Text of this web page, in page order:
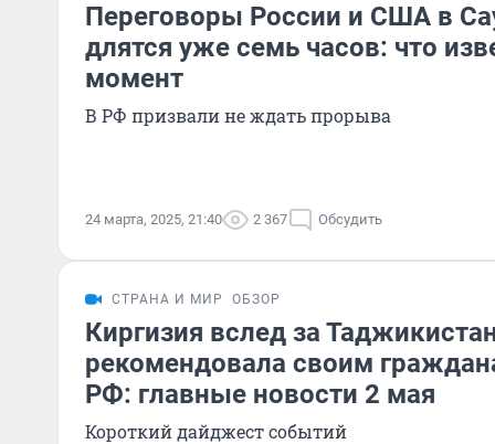
Переговоры России и США в
длятся уже семь часов: что
момент
В РФ призвали не ждать прорыва
24 марта, 2025, 21:40 2 367 Обсудить
СТРАНА И МИР ОБЗОР
Киргизия вслед за
рекомендовала своим
РФ: главные новости 2 мая
Короткий дайджест событий